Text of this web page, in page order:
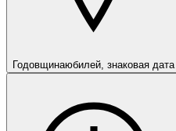
Годовщинаюбилей, знаковая дата